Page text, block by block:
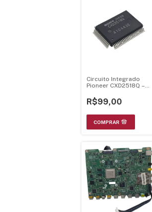
Circuito Integrado
Pioneer CXD2518Q –
R$99,00